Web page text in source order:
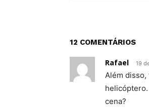
12 COMENTÁRIOS
Rafael 19
Além disso,
cena?